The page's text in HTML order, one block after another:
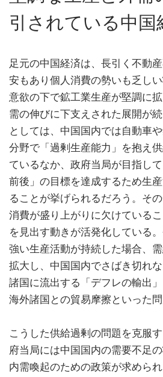
引されている中国
足元の中国経済は、長引く不動
安もあり個人消費の勢いも乏し
意欲の下で鉱工業生産が堅調に
需の伸びに下支えされた展開が
としては、中国国内では自動車
分野で「過剰生産能力」を抱え
ているなか、政府当局が目指し
前後」の目標を達成するため生
ることが挙げられるだろう。そ
消費が盛り上がりに欠けている
を見出す動きが活発化している
強い生産活動が持続した場合、
拡大し、中国国内でさばき切れ
諸国に流出する「デフレの輸出」
海外諸国との貿易摩擦といった問
こうした供給過剰の問題を克服
府当局には中国国内の需要不足
内需喚起のための政策が求められ